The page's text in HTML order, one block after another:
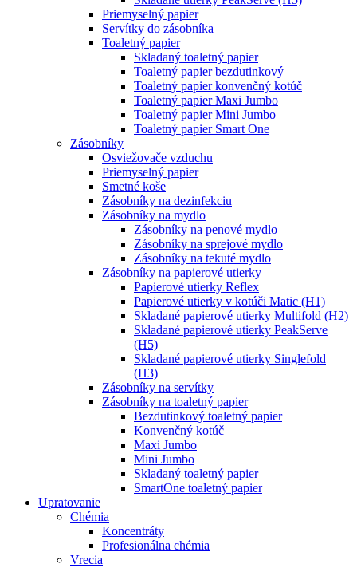
Priemyselný papier
Servítky do zásobníka
Toaletný papier
Skladaný toaletný papier
Toaletný papier bezdutinkový
Toaletný papier konvenčný kotúč
Toaletný papier Maxi Jumbo
Toaletný papier Mini Jumbo
Toaletný papier Smart One
Zásobníky
Osviežovače vzduchu
Priemyselný papier
Smetné koše
Zásobníky na dezinfekciu
Zásobníky na mydlo
Zásobníky na penové mydlo
Zásobníky na sprejové mydlo
Zásobníky na tekuté mydlo
Zásobníky na papierové utierky
Papierové utierky Reflex
Papierové utierky v kotúči Matic (H1)
Skladané papierové utierky Multifold (H2)
Skladané papierové utierky PeakServe
(H5)
Skladané papierové utierky Singlefold
(H3)
Zásobníky na servítky
Zásobníky na toaletný papier
Bezdutinkový toaletný papier
Konvenčný kotúč
Maxi Jumbo
Mini Jumbo
Skladaný toaletný papier
SmartOne toaletný papier
Upratovanie
Chémia
Koncentráty
Profesionálna chémia
Vrecia